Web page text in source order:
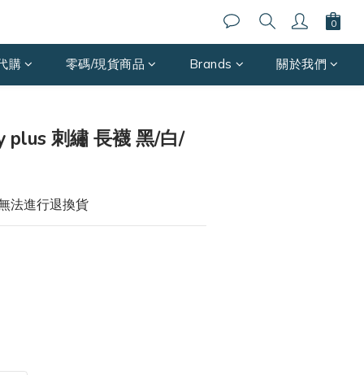
購 零碼/現貨商品 Brands 關於我們
plus 刺繡 長襪 黑/白/
法進行退換貨